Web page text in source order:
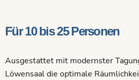
Für 10 bis 25 Personen
Ausgestattet mit modernster
Löwensaal die optimale